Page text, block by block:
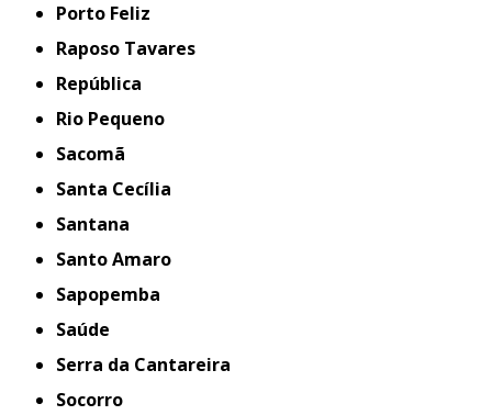
Porto Feliz
Raposo Tavares
República
Rio Pequeno
Sacomã
Santa Cecília
Santana
Santo Amaro
Sapopemba
Saúde
Serra da Cantareira
Socorro